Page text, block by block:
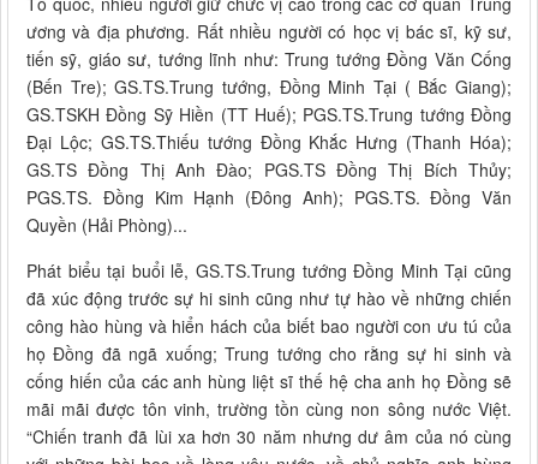
ương và địa phương. Rất nhiều người có học vị bác sĩ, kỹ sư,
tiến sỹ, giáo sư, tướng lĩnh như: Trung tướng Đồng Văn Cống
(Bến Tre); GS.TS.Trung tướng, Đồng Minh Tại ( Bắc Giang);
GS.TSKH Đồng Sỹ Hiền (TT Huế); PGS.TS.Trung tướng Đồng
Đại Lộc; GS.TS.Thiếu tướng Đồng Khắc Hưng (Thanh Hóa);
GS.TS Đồng Thị Anh Đào; PGS.TS Đồng Thị Bích Thủy;
PGS.TS. Đồng Kim Hạnh (Đông Anh); PGS.TS. Đồng Văn
Quyền (Hải Phòng)...
Phát biểu tại buổi lễ, GS.TS.Trung tướng Đồng Minh Tại cũng
đã xúc động trước sự hi sinh cũng như tự hào về những chiến
công hào hùng và hiển hách của biết bao người con ưu tú của
họ Đồng đã ngã xuống; Trung tướng cho rằng sự hi sinh và
cống hiến của các anh hùng liệt sĩ thế hệ cha anh họ Đồng sẽ
mãi mãi được tôn vinh, trường tồn cùng non sông nước Việt.
“Chiến tranh đã lùi xa hơn 30 năm nhưng dư âm của nó cùng